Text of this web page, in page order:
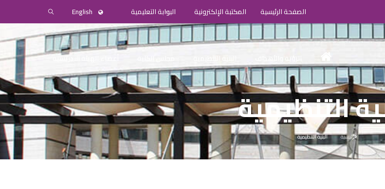
الصفحة الرئيسية المكتبة الإلكترونية البوابة التعليمية English
أعضاء الهيئة التدريسية
التنظيمية
الرئيسية البنية التنظيمية